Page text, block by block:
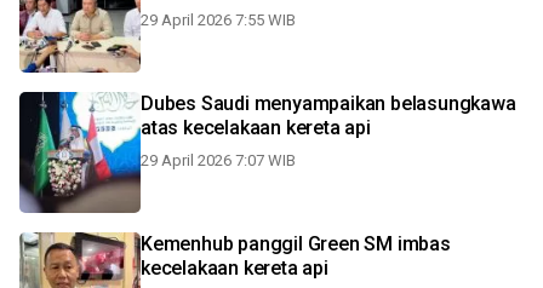
29 April 2026 7:55 WIB
Dubes Saudi menyampaikan belasungkawa
atas kecelakaan kereta api
29 April 2026 7:07 WIB
Kemenhub panggil Green SM imbas
kecelakaan kereta api